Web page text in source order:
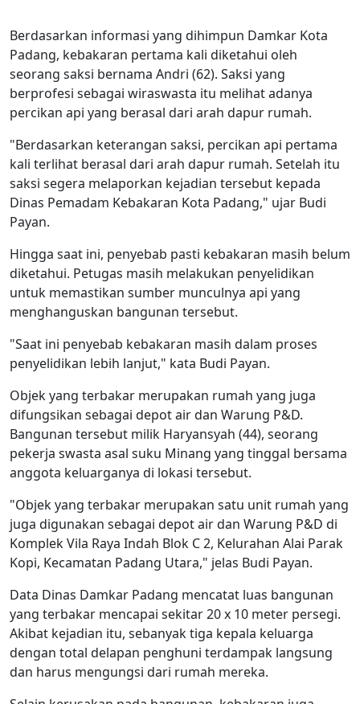
Berdasarkan informasi yang dihimpun Damkar Kota
Padang, kebakaran pertama kali diketahui oleh
seorang saksi bernama Andri (62). Saksi yang
berprofesi sebagai wiraswasta itu melihat adanya
percikan api yang berasal dari arah dapur rumah.
"Berdasarkan keterangan saksi, percikan api pertama
kali terlihat berasal dari arah dapur rumah. Setelah itu
saksi segera melaporkan kejadian tersebut kepada
Dinas Pemadam Kebakaran Kota Padang," ujar Budi
Payan.
Hingga saat ini, penyebab pasti kebakaran masih belum
diketahui. Petugas masih melakukan penyelidikan
untuk memastikan sumber munculnya api yang
menghanguskan bangunan tersebut.
"Saat ini penyebab kebakaran masih dalam proses
penyelidikan lebih lanjut," kata Budi Payan.
Objek yang terbakar merupakan rumah yang juga
difungsikan sebagai depot air dan Warung P&D.
Bangunan tersebut milik Haryansyah (44), seorang
pekerja swasta asal suku Minang yang tinggal bersama
anggota keluarganya di lokasi tersebut.
"Objek yang terbakar merupakan satu unit rumah yang
juga digunakan sebagai depot air dan Warung P&D di
Komplek Vila Raya Indah Blok C 2, Kelurahan Alai Parak
Kopi, Kecamatan Padang Utara," jelas Budi Payan.
Data Dinas Damkar Padang mencatat luas bangunan
yang terbakar mencapai sekitar 20 x 10 meter persegi.
Akibat kejadian itu, sebanyak tiga kepala keluarga
dengan total delapan penghuni terdampak langsung
dan harus mengungsi dari rumah mereka.